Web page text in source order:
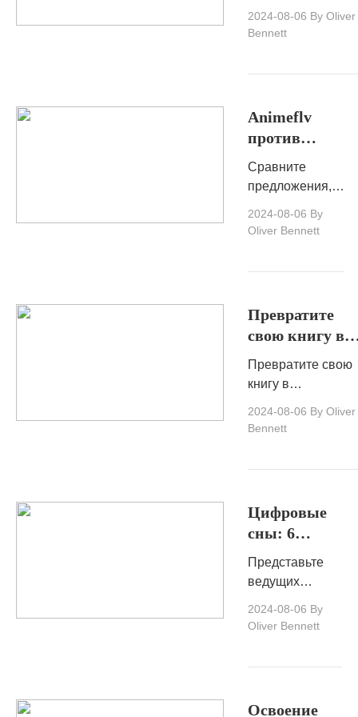
видео
контента,
рассказывания
историй.
2024-08-06 By Oliver
Bennett
Animeflv
против
Crunchyroll:
всестороннее
Сравните
предложения,
затраты на
какая
платформа
потоковой
передачи
всего подходит
для вас.
2024-08-06 By
Oliver Bennett
Превратите
свою книгу в
аудио: сила
Превратите свою
книгу в
аудиокнигу с
широкую
аудиторию и
увеличить
продажи.
2024-08-06 By Oliver
Bennett
Цифровые
сны: 6
лучших
аниме
AI 2025 года.
Представьте
ведущих
AIME 2025
2024-08-06 By
Oliver Bennett
Освоение